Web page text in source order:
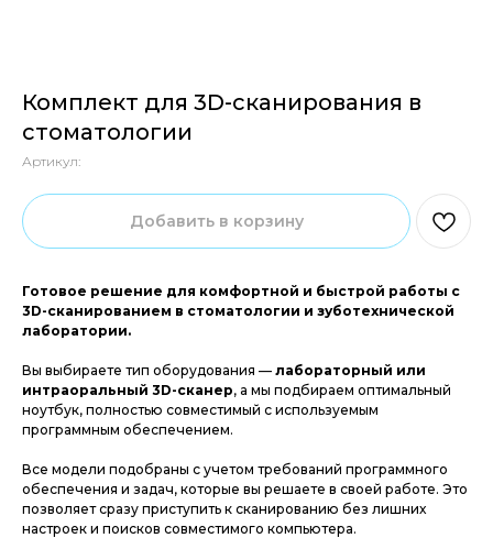
Комплект для 3D-сканирования в
стоматологии
Артикул:
Добавить в корзину
Готовое решение для комфортной и быстрой работы с
3D-сканированием в стоматологии и зуботехнической
лаборатории.
Вы выбираете тип оборудования — лабораторный или
интраоральный 3D-сканер, а мы подбираем оптимальный
ноутбук, полностью совместимый с используемым
программным обеспечением.
Все модели подобраны с учетом требований программного
обеспечения и задач, которые вы решаете в своей работе. Это
позволяет сразу приступить к сканированию без лишних
настроек и поисков совместимого компьютера.